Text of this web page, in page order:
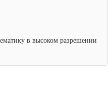
в высоком разрешении